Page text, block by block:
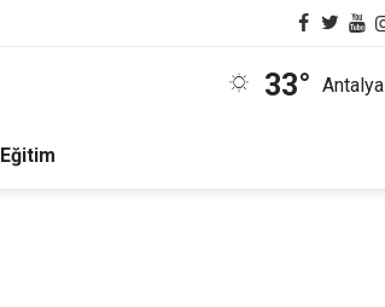
33° Antalya
Eğitim